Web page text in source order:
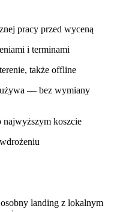
pracy przed wyceną
i terminami
także offline
— bez wymiany
najwyższym koszcie
landing z lokalnym